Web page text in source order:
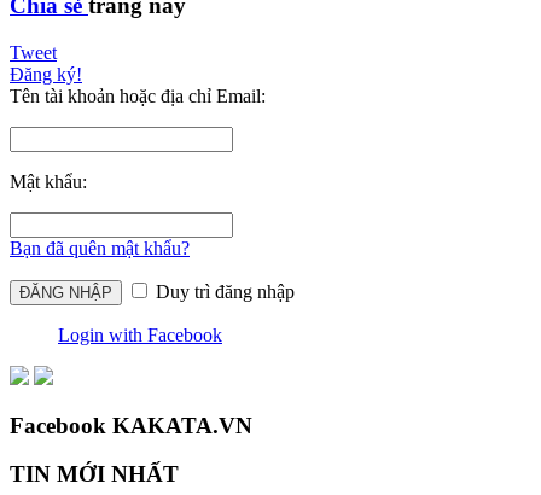
Chia sẻ trang này
Tweet
Đăng ký!
Tên tài khoản hoặc địa chỉ Email:
Mật khẩu:
Bạn đã quên mật khẩu?
Duy trì đăng nhập
Login with Facebook
Facebook KAKATA.VN
TIN MỚI NHẤT